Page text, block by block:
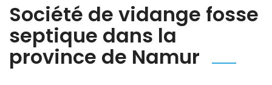
Société de vidange fosse
septique dans la
province de Namur